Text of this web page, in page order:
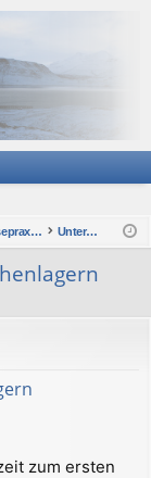
Reisepraxis - Urlaub in Island Unterwegs mit Auto oder Wohnmobil
zum ersten